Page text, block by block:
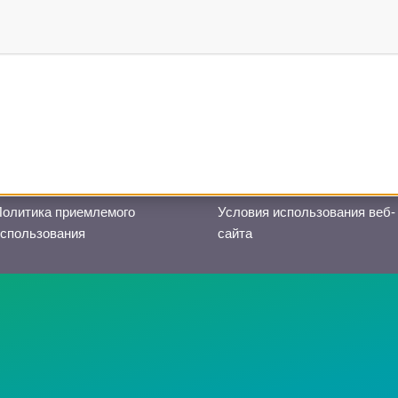
приемлемого
Условия использования веб-
сайта